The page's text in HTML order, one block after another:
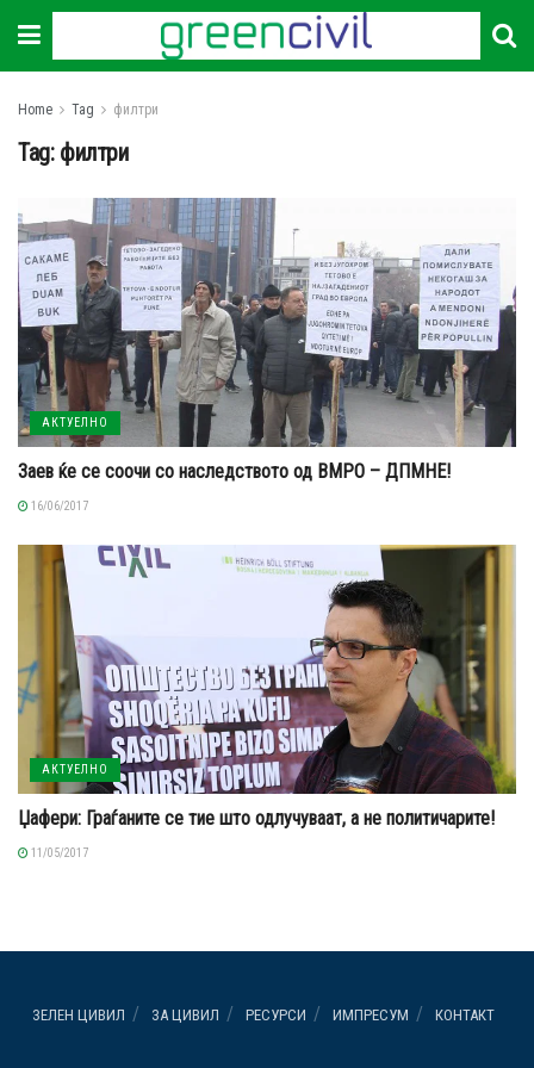
Home Tag филтри
Tag: филтри
АКТУЕЛНО
Заев ќе се соочи со наследството од ВМРО – ДПМНЕ!
16/06/2017
АКТУЕЛНО
Џафери: Граѓаните се тие што одлучуваат, а не политичарите!
11/05/2017
ЗЕЛЕН ЦИВИЛ ЗА ЦИВИЛ РЕСУРСИ ИМПРЕСУМ КОНТАКТ